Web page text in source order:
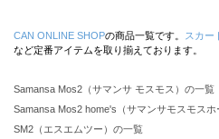
CAN ONLINE SHOPの商品一覧です。 スカー
など定番アイテムを取り揃えております。
Samansa Mos2（サマンサ モスモス）の一覧
Samansa Mos2 home's（サマンサモスモス
SM2（エスエムツー）の一覧